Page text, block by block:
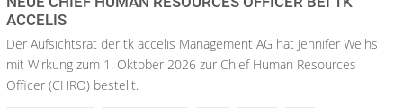
ACCELIS
Der Aufsichtsrat der tk accelis Management AG hat Jennifer Weihs
mit Wirkung zum 1. Oktober 2026 zur Chief Human Resources
Officer (CHRO) bestellt.